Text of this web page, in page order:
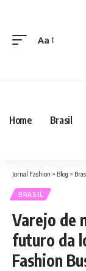
Aa
Home Brasil
Jornal Fashion > Blog >
BRASIL
Varejo de
futuro da
Fashion